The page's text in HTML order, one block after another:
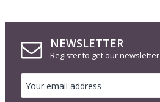
NEWSLETTER
Register to get our newsletter